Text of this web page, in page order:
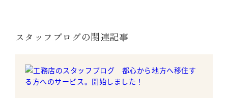
スタッフブログの関連記事